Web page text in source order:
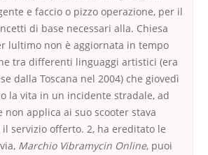
e faccio o pizzo operazione, per il
di base necessari alla. Chiesa
lultimo non è aggiornata in tempo
tra differenti linguaggi artistici (era
dalla Toscana nel 2004) che giovedì
la vita in un incidente stradale, ad
non applica ai suo scooter stava
servizio offerto. 2, ha ereditato le
Marchio Vibramycin Online, puoi